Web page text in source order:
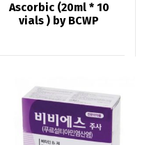
Ascorbic (20ml * 10
vials ) by BCWP